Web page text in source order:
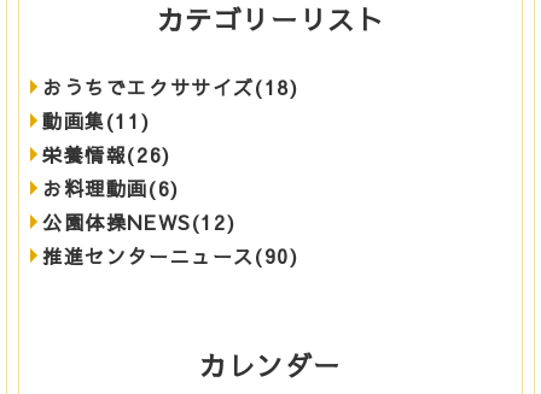
カテゴリーリスト
おうちでエクササイズ(18)
動画集(11)
栄養情報(26)
お料理動画(6)
公園体操NEWS(12)
推進センターニュース(90)
カレンダー